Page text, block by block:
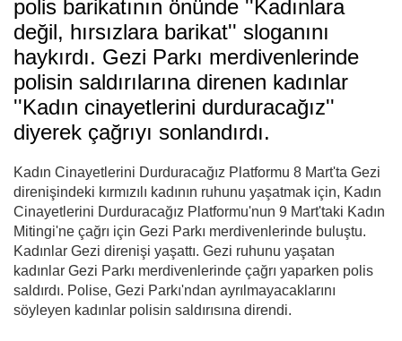
polis barikatının önünde ''Kadınlara
değil, hırsızlara barikat'' sloganını
haykırdı. Gezi Parkı merdivenlerinde
polisin saldırılarına direnen kadınlar
''Kadın cinayetlerini durduracağız''
diyerek çağrıyı sonlandırdı.
Kadın Cinayetlerini Durduracağız Platformu 8 Mart'ta Gezi
direnişindeki kırmızılı kadının ruhunu yaşatmak için, Kadın
Cinayetlerini Durduracağız Platformu'nun 9 Mart'taki Kadın
Mitingi'ne çağrı için Gezi Parkı merdivenlerinde buluştu.
Kadınlar Gezi direnişi yaşattı. Gezi ruhunu yaşatan
kadınlar Gezi Parkı merdivenlerinde çağrı yaparken polis
saldırdı. Polise, Gezi Parkı'ndan ayrılmayacaklarını
söyleyen kadınlar polisin saldırısına direndi.